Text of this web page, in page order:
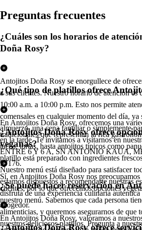
Preguntas frecuentes
¿Cuáles son los horarios de
Doña Rosy?
Antojitos Doña Rosy se enorgullece de
a sus clientes. Nuestro horario de atención es
10:00 a.m. a 10:00 p.m. Esto nos permite
comensales en cualquier momento del día, ya
almuerzo, una cena familiar o simplemente
en la tarde. Te invitamos a visitarnos en
ENTRE 6 Y 6 A, SN ANTONIO KAUA,
97176.
¿Qué tipo de platillos ofrece
En Antojitos Doña Rosy, ofrecemos una
tradicionales que representan la rica
tacos, tortas, hasta antojitos típicos como
platillo está preparado con ingredientes
Nuestro menú está diseñado para satisfacer
estamos dispuestos a recomendarte nuestras
disfruta de una experiencia culinaria
acogedor.
¿Antojitos Doña Rosy ofrece
veganas?
Sí, en Antojitos Doña Rosy nos preocupamos
clientes, por lo que ofrecemos opciones
nuestro menú. Sabemos que cada persona
alimenticias, y queremos asegurarnos de que
nuestros deliciosos platillos. Pregunta a
¿Se puede hacer reservación en
En Antojitos Doña Rosy, valoramos a
¿Antojitos Doña Rosy ofrece